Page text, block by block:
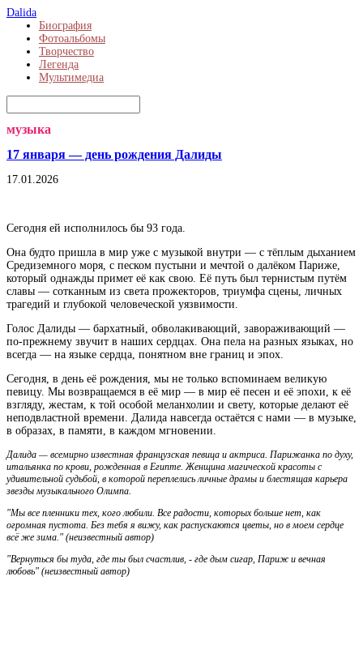
Dalida
Биография
Фотоальбомы
Творчество
Легенда
Мультимедиа
музыка
17 января — день рождения Далиды
17.01.2026
Сегодня ей исполнилось бы 93 года.
Она будто пришла в мир уже с музыкой внутри — с тёплым дыханием
Средиземного моря, с песком пустыни и мечтой о далёком Париже,
который однажды примет её как свою. Её путь был тернистым путём
славы — сотканным из света прожекторов, триумфа сцены, личных
трагедий и глубокой человеческой уязвимости.
Голос Далиды — бархатный, обволакивающий, завораживающий —
по-прежнему звучит в наших сердцах. Она пела на разных языках, но
всегда — на языке сердца, понятном вне границ и эпох.
Сегодня, в день её рождения, мы не только вспоминаем великую
певицу. Мы возвращаемся в её мир — в мир её песен и её эпохи, к её
взгляду, жестам, к той особой меланхолии и свету, которые делают её
неподвластной времени. Далида навсегда остаётся с нами — в музыке,
в образах, в памяти, в каждом мгновении.
Далида — всемирно известная французская певица и актриса. Парижанка по духу,
итальянка по крови, рожденная в Египте. Женщина магической красоты с
удивительной судьбой, в которой переплелись личные драмы и блестящая карьера
звезды музыкального Олимпа.
"Мы все пленники тех, кого любили. Все радости, которых больше нет, как
огромная пустота. Без тебя я вижу, как распускаются цветы, но в моем сердце
всё же зима." (неизвестный автор)
"Вернуться бы туда, где ты был счастлив, - где дым сигар, Париж и вечная
любовь" (неизвестный автор)